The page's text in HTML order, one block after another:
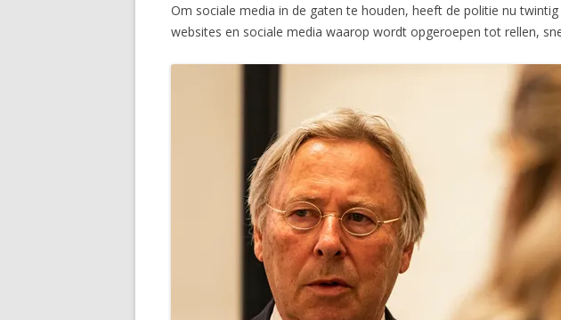
Om sociale media in de gaten te houden, heeft de politie nu
websites en sociale media waarop wordt opgeroepen tot rellen,